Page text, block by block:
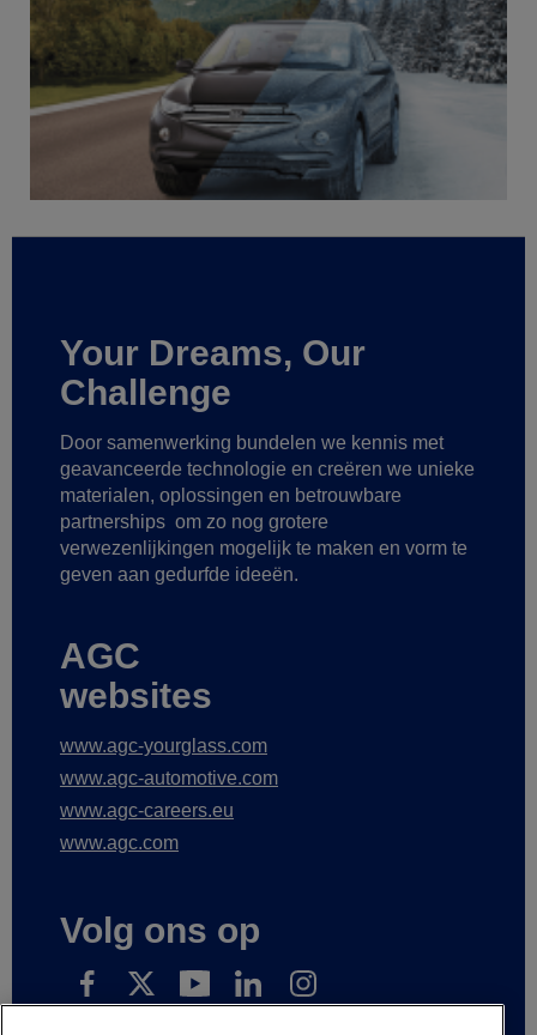
Your Dreams, Our
Challenge
Door samenwerking bundelen we kennis met
geavanceerde technologie en creëren we unieke
materialen, oplossingen en betrouwbare
partnerships om zo nog grotere
verwezenlijkingen mogelijk te maken en vorm te
geven aan gedurfde ideeën.
AGC
websites
www.agc-yourglass.com
www.agc-automotive.com
www.agc-careers.eu
www.agc.com
Volg ons op